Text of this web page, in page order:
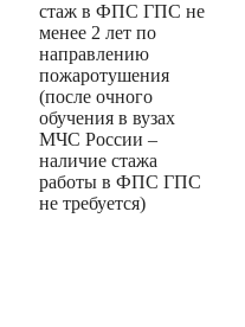
стаж в ФПС ГПС не
менее 2 лет по
направлению
пожаротушения
(после очного
обучения в вузах
МЧС России –
наличие стажа
работы в ФПС ГПС
не требуется)